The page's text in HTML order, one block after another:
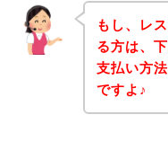
もし、レ
る方は、
支払い方
ですよ♪